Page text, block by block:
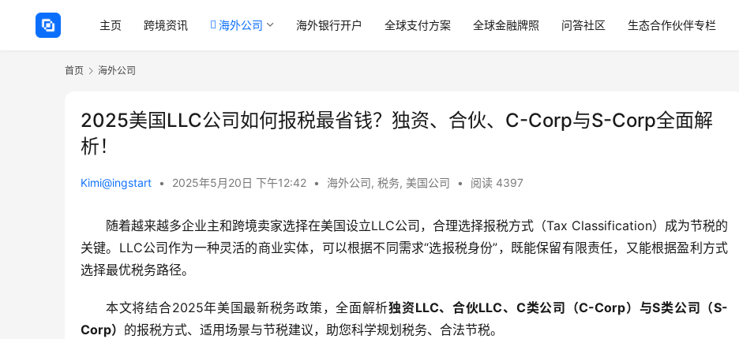
主页 跨境资讯 海外公司 海外银行开户 全球支付方案 全球金融牌照 问答社区 生态合作伙伴专栏
首页 海外公司
2025美国LLC公司如何报税最省钱？独资、合伙、C-Corp与S-Corp全面解
析！
Kimi@ingstart • 2025年5月20日 下午12:42 • 海外公司, 税务, 美国公司 • 阅读 4397
随着越来越多企业主和跨境卖家选择在美国设立LLC公司，合理选择报税方式（Tax Classification）成为节税的
关键。LLC公司作为一种灵活的商业实体，可以根据不同需求“选报税身份”，既能保留有限责任，又能根据盈利方式
选择最优税务路径。
本文将结合2025年美国最新税务政策，全面解析独资LLC、合伙LLC、C类公司（C-Corp）与S类公司（S-
Corp） 的报税方式、适用场景与节税建议，助您科学规划税务、合法节税。